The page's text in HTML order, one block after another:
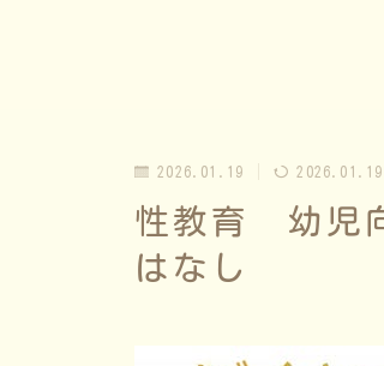
2026.01.19 2026.01.19
性教育 幼児
はなし